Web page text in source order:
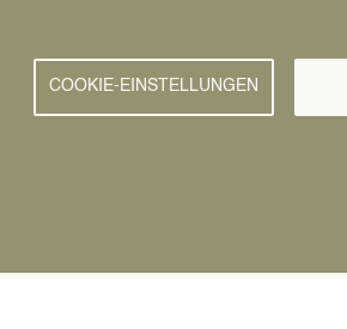
COOKIE-EINSTELLUNGEN